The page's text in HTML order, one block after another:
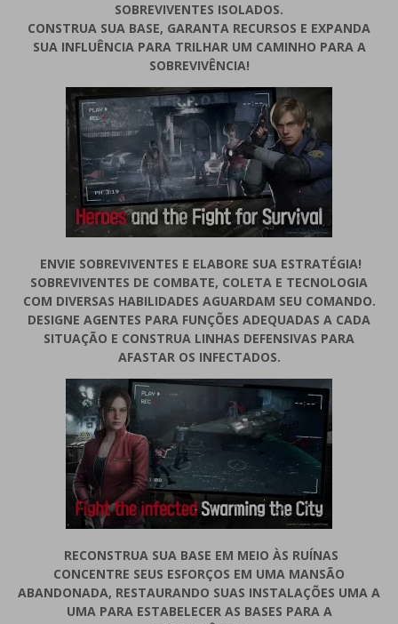
SOBREVIVENTES ISOLADOS.
CONSTRUA SUA BASE, GARANTA RECURSOS E EXPANDA
SUA INFLUÊNCIA PARA TRILHAR UM CAMINHO PARA A
SOBREVIVÊNCIA!
ENVIE SOBREVIVENTES E ELABORE SUA ESTRATÉGIA!
SOBREVIVENTES DE COMBATE, COLETA E TECNOLOGIA
COM DIVERSAS HABILIDADES AGUARDAM SEU COMANDO.
DESIGNE AGENTES PARA FUNÇÕES ADEQUADAS A CADA
SITUAÇÃO E CONSTRUA LINHAS DEFENSIVAS PARA
AFASTAR OS INFECTADOS.
RECONSTRUA SUA BASE EM MEIO ÀS RUÍNAS
CONCENTRE SEUS ESFORÇOS EM UMA MANSÃO
ABANDONADA, RESTAURANDO SUAS INSTALAÇÕES UMA A
UMA PARA ESTABELECER AS BASES PARA A